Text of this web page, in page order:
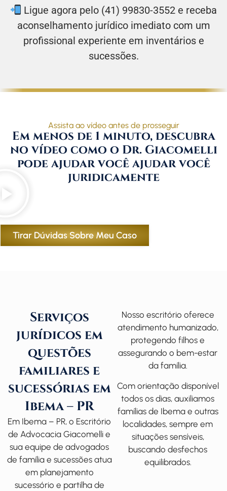
Ligue agora pelo (41) 99830-3552 e receba
aconselhamento jurídico imediato com um
profissional experiente em inventários e
sucessões.
Assista ao vídeo antes de prosseguir
Em menos de 1 minuto, descubra
no vídeo como o Dr. Giacomelli
pode ajudar você ajudar você
juridicamente
Tirar Dúvidas Sobre Meu Caso
Serviços
jurídicos em
questões
familiares e
sucessórias em
Ibema – PR
Em Ibema – PR, o Escritório
de Advocacia Giacomelli e
sua equipe de advogados
de famíliae sucessões atua
em planejamento
sucessório e partilha de
Nosso escritório oferece
atendimento humanizado,
protegendo filhos e
assegurando o bem-estar
da família.
Com orientação disponível
todos os dias, auxiliamos
famílias de Ibema e outras
localidades, sempre em
situações sensíveis,
buscando desfechos
equilibrados.